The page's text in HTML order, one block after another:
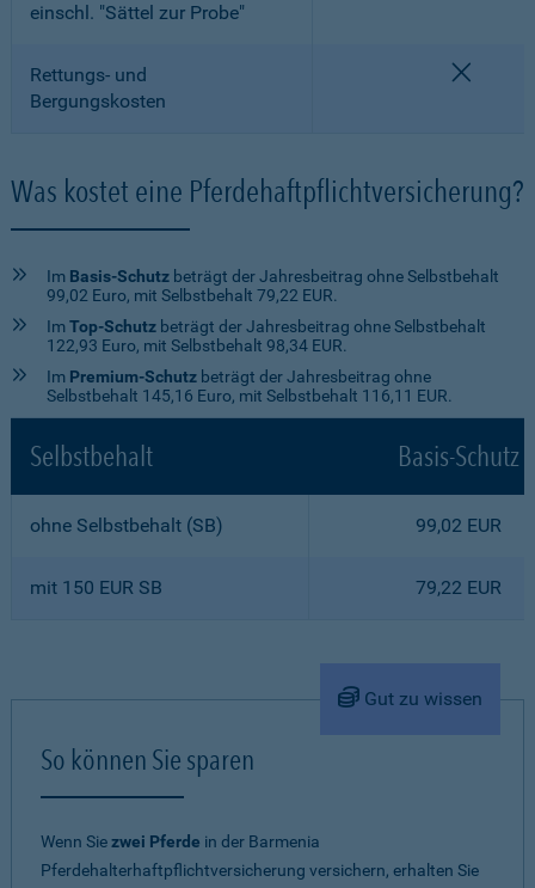
einschl. "Sättel zur Probe"
Rettungs- und
Bergungskosten
Was kostet eine Pferdehaftpflichtversicherung?
Im Basis-Schutz beträgt der Jahresbeitrag ohne Selbstbehalt
99,02 Euro, mit Selbstbehalt 79,22 EUR.
ImTop-Schutz beträgt der Jahresbeitrag ohne Selbstbehalt
122,93 Euro, mit Selbstbehalt 98,34 EUR.
Im Premium-Schutz beträgt der Jahresbeitrag ohne
Selbstbehalt 145,16 Euro, mit Selbstbehalt 116,11 EUR.
Selbstbehalt Basis-Schutz
ohne Selbstbehalt (SB) 99,02 EUR
mit 150 EUR SB 79,22 EUR
Gut zu wissen
So können Sie sparen
Wenn Siezwei Pferde in der Barmenia
Pferdehalterhaftpflichtversicherung versichern, erhalten Sie